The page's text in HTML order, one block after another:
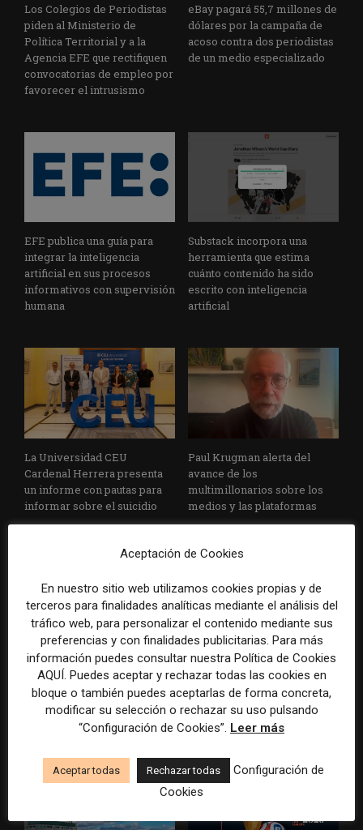
Los Colegios de Periodistas
piden al Ministerio de
Política Territorial y a la
Agencia EFE que rectifiquen
convocatorias de empleo por
favorecer el intrusismo
eBay pagará 55,7 millones de
dólares por la campaña de
acoso contra dos periodistas
de un medio especializado
EFE publica una guía para
integrar la inteligencia
artificial en sus procesos
informativos con supervisión
humana
Substack incorpora una
herramienta que estima
cuánto contenido ha sido
escrito con inteligencia
artificial
La Universidad CEU
Cardenal Herrera presenta
un informe con pautas para
informar sobre el suicidio
Paul Krugman alerta del
avance de los
multimillonarios sobre los
medios y las plataformas
La Marea cierra 2025 con
superávit, pero su
cooperativa pierde 38.542
euros
El Premio Gabo 2026
reconoce cinco historias de
Brasil, España y El Salvador
sobre el poder, la memoria y
la violencia
Aceptación de Cookies
En nuestro sitio web utilizamos cookies propias y de
terceros para finalidades analíticas mediante el análisis del
tráfico web, para personalizar el contenido mediante sus
preferencias y con finalidades publicitarias. Para más
información puedes consultar nuestra Política de Cookies
AQUÍ. Puedes aceptar y rechazar todas las cookies en
bloque o también puedes aceptarlas de forma concreta,
modificar su selección o rechazar su uso pulsando
“Configuración de Cookies”. Leer más
Aceptar todas Rechazar todas
Configuración de
Cookies